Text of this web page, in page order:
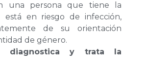
una persona que tiene la
está en riesgo de infección,
de su orientación
de género.
diagnostica y trata la